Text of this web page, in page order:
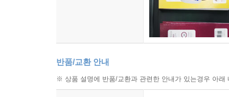
반품/교환 안내
※ 상품 설명에 반품/교환과 관련한 안내가 있는경우 아